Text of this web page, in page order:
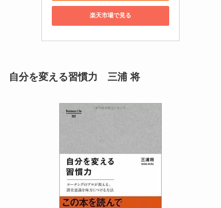
楽天市場で見る
自分を変える習慣力 三浦 将